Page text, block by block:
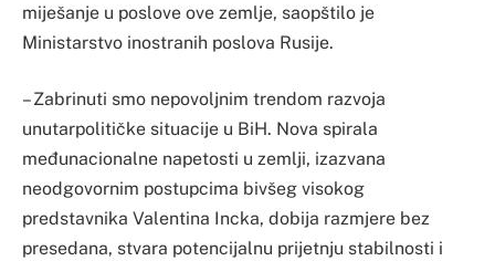
miješanje u poslove ove zemlje, saopštilo je
Ministarstvo inostranih poslova Rusije.
– Zabrinuti smo nepovoljnim trendom razvoja
unutarpolitičke situacije u BiH. Nova spirala
međunacionalne napetosti u zemlji, izazvana
neodgovornim postupcima bivšeg visokog
predstavnika Valentina Incka, dobija razmjere bez
presedana, stvara potencijalnu prijetnju stabilnosti i